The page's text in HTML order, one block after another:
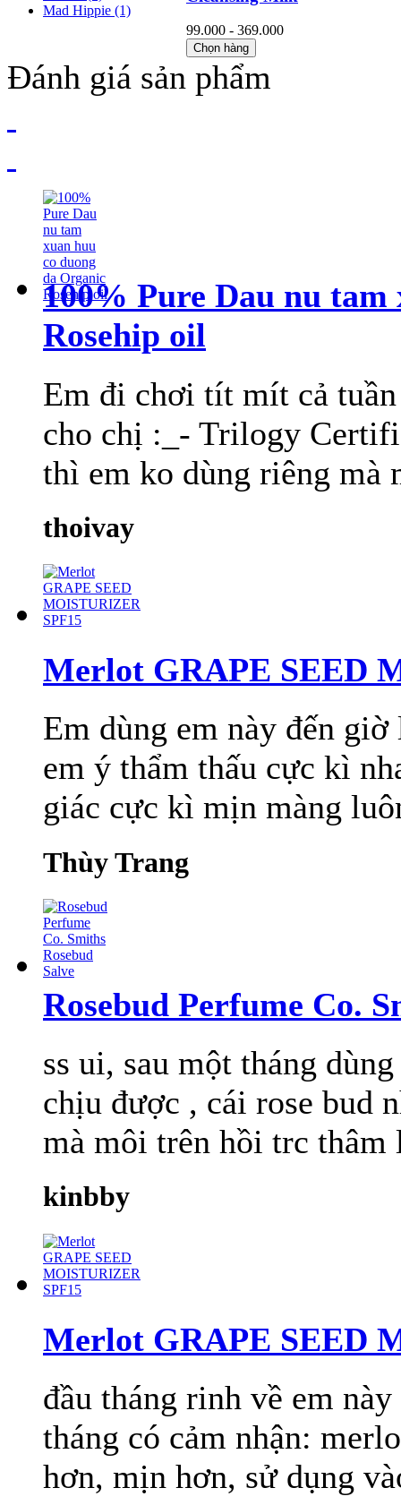
Mad Hippie (1)
99.000 - 369.000
Chọn hàng
Đánh giá sản phẩm
100% Pure Dau nu
Rosehip oil
Em đi chơi tít mít cả
cho chị :_- Trilogy
thì em ko dùng riêng mà
thoivay
Merlot GRAPE SEED
Em dùng em này đến
em ý thẩm thấu cực kì
giác cực kì mịn màng
Thùy Trang
Rosebud Perfume Co.
ss ui, sau một tháng
chịu được , cái rose bud
mà môi trên hồi trc
kinbby
Merlot GRAPE SEED
đầu tháng rinh về em
tháng có cảm nhận:
hơn, mịn hơn, sử dụng